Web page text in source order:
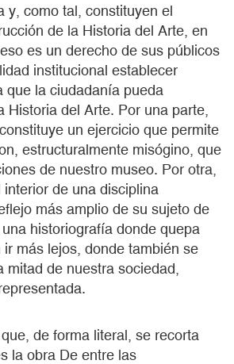
y, como tal, constituyen el
de la Historia del Arte, en
es un derecho de sus públicos
institucional establecer
que la ciudadanía pueda
Historia del Arte. Por una parte,
un ejercicio que permite
estructuralmente misógino, que
de nuestro museo. Por otra,
de una disciplina
más amplio de su sujeto de
historiografía donde quepa
más lejos, donde también se
mitad de nuestra sociedad,
de forma literal, se recorta
la obra De entre las